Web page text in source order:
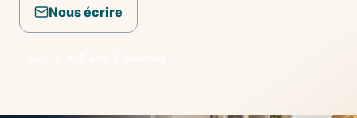
Nous écrire